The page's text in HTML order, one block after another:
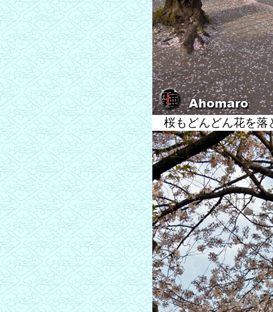
桜もどんどん花を落